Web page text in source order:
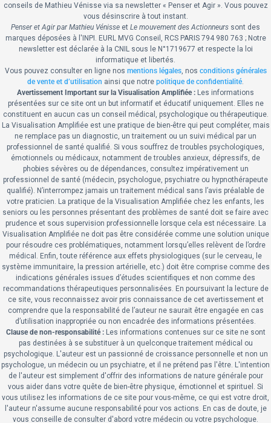
conseils de Mathieu Vénisse via sa newsletter « Penser et Agir ». Vous pouvez
vous désinscrire à tout instant.
Penser et Agir par Mathieu Vénisse et Le mouvement des Actionneurs sont des
marques déposées à l'INPI. EURL MVG Conseil, RCS PARIS 794 980 763 ; Notre
newsletter est déclarée à la CNIL sous le N°1719677 et respecte la loi
informatique et libertés.
Vous pouvez consulter en ligne nos mentions légales, nos conditions générales
de vente et d’utilisation ainsi que notre politique de confidentialité
Avertissement Important sur la Visualisation Amplifiée : Les informations
présentées sur ce site ont un but informatif et éducatif uniquement. Elles ne
constituent en aucun cas un conseil médical, psychologique ou thérapeutique.
La Visualisation Amplifiée est une pratique de bien-être qui peut compléter, mais
ne remplace pas un diagnostic, un traitement ou un suivi médical par un
professionnel de santé qualifié. Si vous souffrez de troubles psychologiques,
émotionnels ou médicaux, notamment de troubles anxieux, dépressifs, de
phobies sévères ou de dépendances, consultez impérativement un
professionnel de santé (médecin, psychologue, psychiatre ou hypnothérapeute
qualifié). N’interrompez jamais un traitement médical sans l’avis préalable de
votre praticien. La pratique de la Visualisation Amplifiée chez les enfants, les
seniors ou les personnes présentant des problèmes de santé doit se faire avec
prudence et sous supervision professionnelle lorsque cela est nécessaire. La
Visualisation Amplifiée ne doit pas être considérée comme une solution unique
pour résoudre ces problématiques, notamment lorsqu’elles relèvent de l’ordre
médical. Enfin, toute référence aux effets physiologiques (sur le cerveau, le
système immunitaire, la pression artérielle, etc.) doit être comprise comme des
indications générales issues d’études scientifiques et non comme des
recommandations thérapeutiques personnalisées. En poursuivant la lecture de
ce site, vous reconnaissez avoir pris connaissance de cet avertissement et
comprendre que la responsabilité de l’auteur ne saurait être engagée en cas
d’utilisation inappropriée ou non encadrée des informations présentées.
Clause de non-responsabilité : Les informations contenues sur ce site ne sont
pas destinées à se substituer à un quelconque traitement médical ou
psychologique. L'auteur est un passionné de croissance personnelle et non un
psychologue, un médecin ou un psychiatre, et il ne prétend pas l'être. L'intention
de l'auteur est simplement d'offrir des informations de nature générale pour
vous aider dans votre quête de bien-être physique, émotionnel et spirituel. Si
vous utilisez les informations de ce site pour vous-même, ce qui est votre droit,
l'auteur n'assume aucune responsabilité pour vos actions. En cas de doute, je
vous conseille de consulter d'abord votre médecin ou votre psychologue.